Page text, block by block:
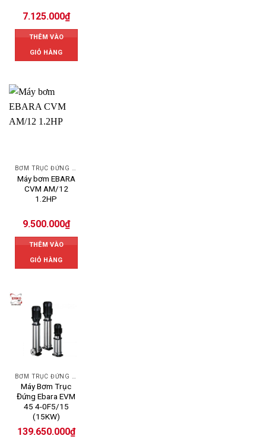
7.125.000₫
THÊM VÀO
GIỎ HÀNG
BƠM TRỤC ĐỨNG EBARA
Máy bơm EBARA
CVM AM/12
1.2HP
9.500.000₫
THÊM VÀO
GIỎ HÀNG
Máy Bơm Trục
Đứng Ebara EVM
45 4-0F5/15
(15KW)
139.650.000₫